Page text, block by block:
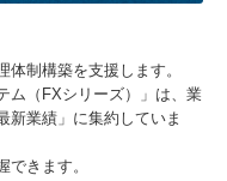
制構築を支援します。
ム（FXシリーズ）」は、業
新業績」に集約していま
できます。